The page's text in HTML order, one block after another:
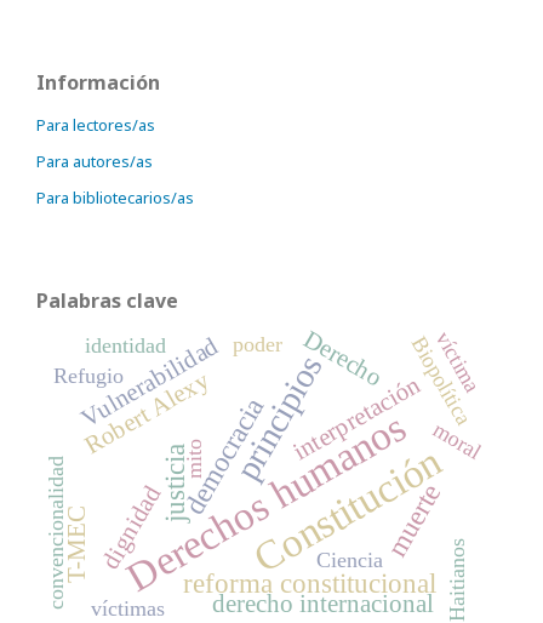
Información
Para lectores/as
Para autores/as
Para bibliotecarios/as
Palabras clave
Derechos humanos
Constitución
principios
justicia muerte
reforma constitucional
democracia
derecho internacional
interpretación
Robert Alexy
Vulnerabilidad Derecho
dignidad
T-MEC Ciencia
convencionalidad
moral
Biopolítica
víctimas
identidad
mito
poder
Refugio
Haitianos
víctima